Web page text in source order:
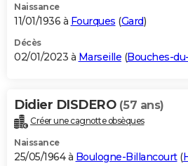
Naissance
11/01/1936 à Fourques (Gard)
Décès
02/01/2023 à Marseille (Bouches-
Didier DISDERO (57 ans)
Créer une cagnotte obsèques
Naissance
25/05/1964 à Boulogne-Billancourt(